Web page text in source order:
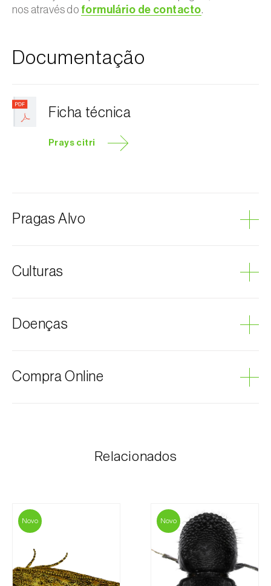
nos através do formulário de contacto.
Documentação
Ficha técnica
Prays citri
Pragas Alvo
Culturas
Limão
Doenças
Compra Online
mais brevemente possível com informação referente
ao valor total da encomenda e dados para
pagamento.
Para qualquer dúvida, contacte-nos:
Relacionados
Novo Novo